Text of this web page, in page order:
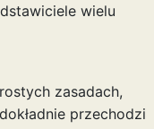
wielu
zasadach,
przechodzi